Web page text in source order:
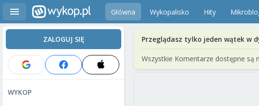
Główna Wykopalisko Hity
ZALOGUJ SIĘ
WYKOP
Przeglądasz tylko jeden wątek w
Wszystkie Komentarze dostępne są